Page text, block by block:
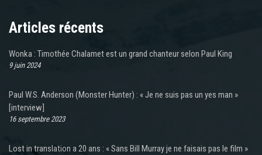
Articles récents
Wonka : Timothée Chalamet est un grand chanteur selon Paul King
9 juin 2024
Paul W.S. Anderson (Monster Hunter) : « Je ne suis pas un yes man »
[interview]
16 septembre 2023
Lost in translation a 20 ans : « Sans Bill Murray je ne faisais pas le film »